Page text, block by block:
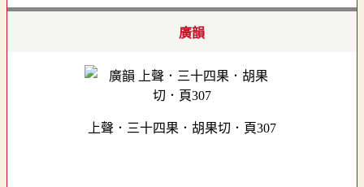
廣韻
上聲．三十四果．胡果切．頁307